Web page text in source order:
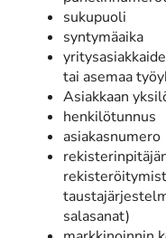
sukupuoli
syntymäaika
tai asemaa
Asiakkaan
henkilötunnus
asiakasnumero
salasanat)